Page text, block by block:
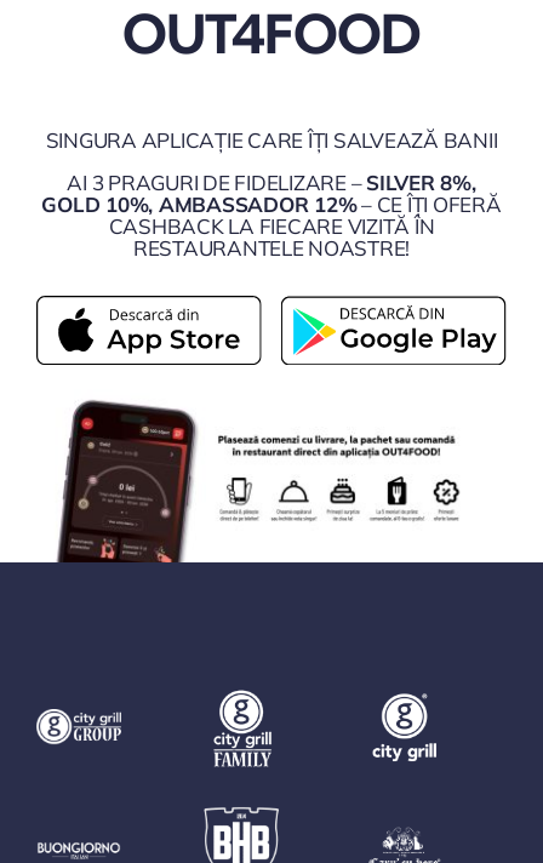
OUT4FOOD
SINGURA APLICAȚIE CARE ÎȚI SALVEAZĂ BANII
AI 3 PRAGURI DE FIDELIZARE –SILVER 8%,
GOLD 10%, AMBASSADOR 12%– CE ÎȚI OFERĂ
CASHBACK LA FIECARE VIZITĂ ÎN
RESTAURANTELE NOASTRE!